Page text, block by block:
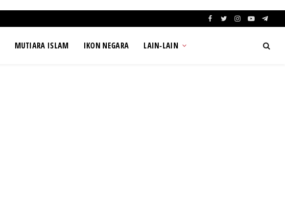
Facebook
TwitterInstagram
YouTube
MUTIARA ISLAM IKON NEGARA LAIN-LAIN